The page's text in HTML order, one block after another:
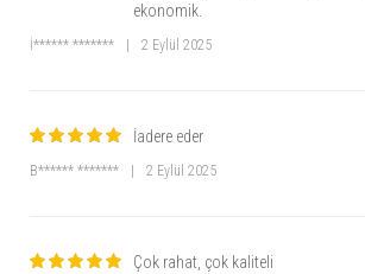
ekonomik.
İ****** ******* 2 Eylül 2025
İadere eder
B****** ******* 2 Eylül 2025
Çok rahat, çok kaliteli